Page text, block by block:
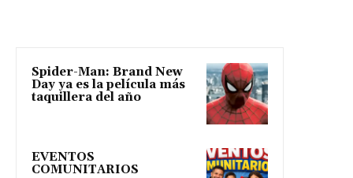
Spider-Man: Brand New
Day ya es la película más
taquillera del año
EVENTOS
COMUNITARIOS